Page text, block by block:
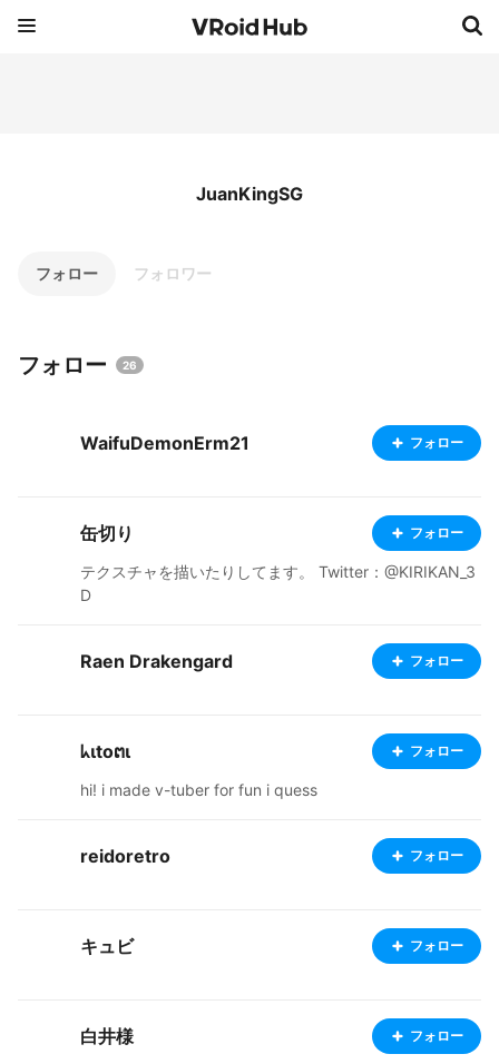
JuanKingSG
フォロー フォロワー
フォロー 26
WaifuDemonErm21 フォロー
缶切り フォロー
テクスチャを描いたりしてます。 Twitter：@KIRIKAN_3
D
Raen Drakengard フォロー
ᖾɩtoຕɩ フォロー
hi! i made v-tuber for fun i quess
reidoretro フォロー
キュビ フォロー
白井様 フォロー